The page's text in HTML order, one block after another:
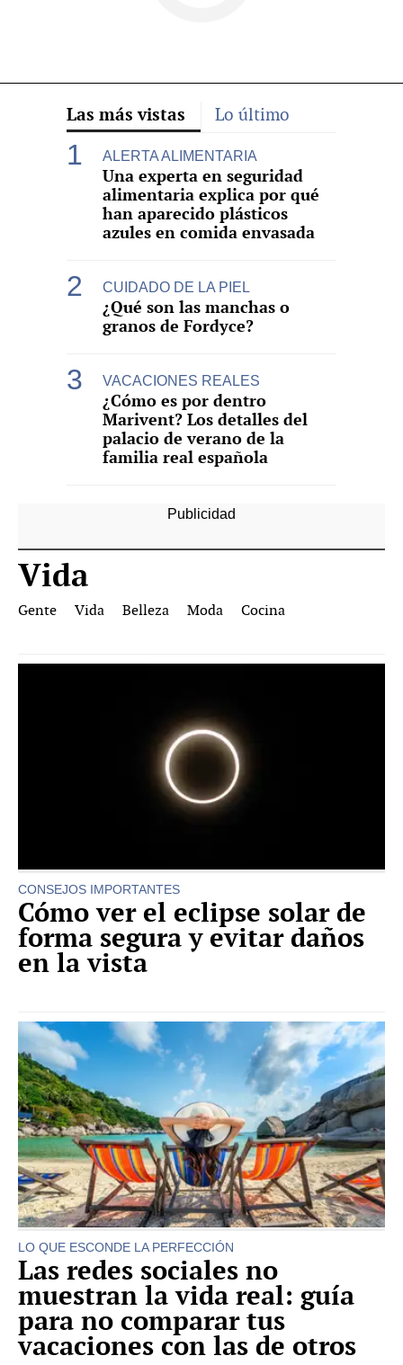
Las más vistas Lo último
ALERTA ALIMENTARIA
Una experta en seguridad
alimentaria explica por qué
han aparecido plásticos
azules en comida envasada
CUIDADO DE LA PIEL
¿Qué son las manchas o
granos de Fordyce?
VACACIONES REALES
¿Cómo es por dentro
Marivent? Los detalles del
palacio de verano de la
familia real española
Vida
Gente Vida Belleza Moda Cocina
CONSEJOS IMPORTANTES
Cómo ver el eclipse solar de
forma segura y evitar daños
en la vista
LO QUE ESCONDE LA PERFECCIÓN
Las redes sociales no
muestran la vida real: guía
para no comparar tus
vacaciones con las de otros